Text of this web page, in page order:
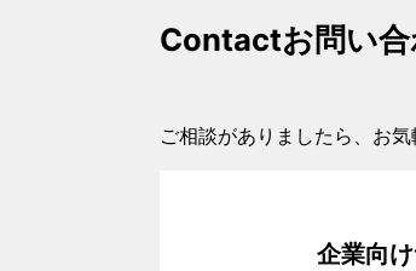
Contactお問い
ご相談がありましたら、お
企業向